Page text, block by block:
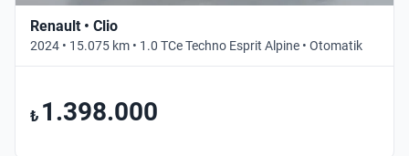
Renault • Clio
2024 • 15.075 km • 1.0 TCe Techno Esprit Alpine • Otomatik
₺ 1.398.000